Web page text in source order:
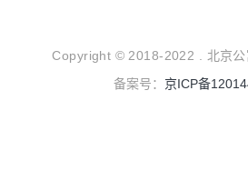
Copyright © 2018-2022 . 北京公
备案号： 京ICP备